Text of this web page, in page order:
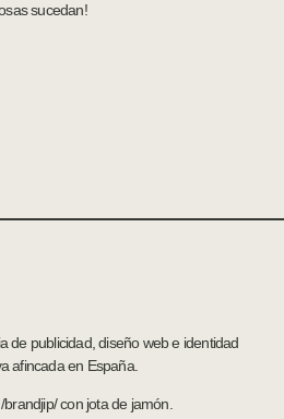
sucedan!
de publicidad, diseño web e identidad
afincada en España.
con jota de jamón.